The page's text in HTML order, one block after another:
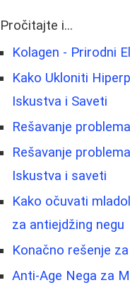
Pročitajte i...
Kolagen - Prirodni
Kako Ukloniti
Iskustva i Saveti
Rešavanje
Rešavanje
Iskustva i saveti
Kako očuvati
za antiejdžing negu
Konačno rešenje
Anti-Age Nega za